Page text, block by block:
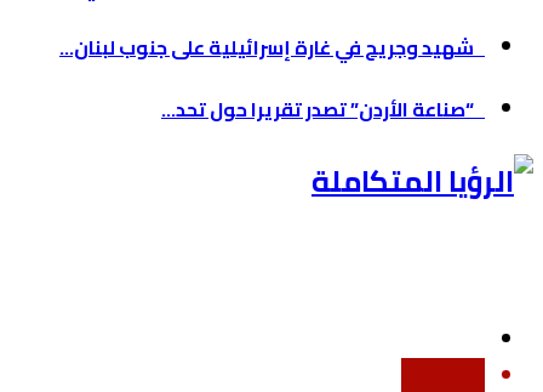
شهيد وجريح في غارة إسرائيلية على جنوب لبنان...
“صناعة الأردن” تصدر تقريرا حول تحد...